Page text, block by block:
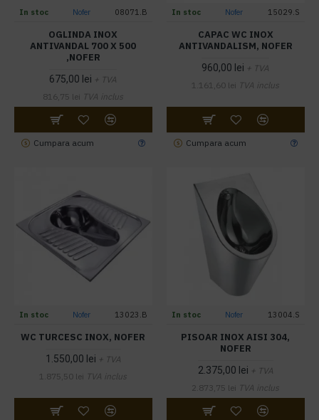
In stoc Nofer 08071.B
OGLINDA INOX
ANTIVANDAL 700 X 500
,NOFER
675,00 lei + TVA
816,75 lei TVA inclus
Cumpara acum
In stoc Nofer 15029.S
CAPAC WC INOX
ANTIVANDALISM, NOFER
960,00 lei + TVA
1.161,60 lei TVA inclus
Cumpara acum
In stoc Nofer 13023.B
WC TURCESC INOX, NOFER
1.550,00 lei + TVA
1.875,50 lei TVA inclus
In stoc Nofer 13004.S
PISOAR INOX AISI 304,
NOFER
2.375,00 lei + TVA
2.873,75 lei TVA inclus